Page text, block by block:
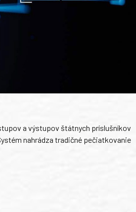
a výstupov štátnych príslušníkov
nahrádza tradičné pečiatkovanie